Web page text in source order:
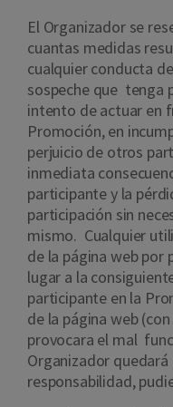
El Organizador se
cuantas medidas
cualquier conducta
sospeche que tenga
intento de actuar en
Promoción, en
perjuicio de otros
inmediata
participante y la
participación sin
mismo. Cualquier
de la página web por
lugar a la
participante en la
de la página web
provocara el mal
Organizador
responsabilidad,